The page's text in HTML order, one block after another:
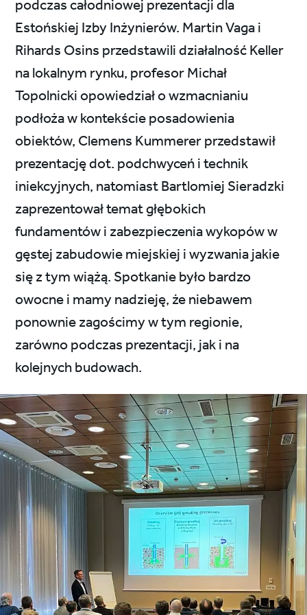
podczas całodniowej prezentacji dla
Estońskiej Izby Inżynierów. Martin Vaga i
Rihards Osins przedstawili działalność Keller
na lokalnym rynku, profesor Michał
Topolnicki opowiedział o wzmacnianiu
podłoża w kontekście posadowienia
obiektów, Clemens Kummerer przedstawił
prezentację dot. podchwyceń i technik
iniekcyjnych, natomiast Bartlomiej Sieradzki
zaprezentował temat głębokich
fundamentów i zabezpieczenia wykopów w
gęstej zabudowie miejskiej i wyzwania jakie
się z tym wiążą. Spotkanie było bardzo
owocne i mamy nadzieję, że niebawem
ponownie zagościmy w tym regionie,
zarówno podczas prezentacji, jak i na
kolejnych budowach.